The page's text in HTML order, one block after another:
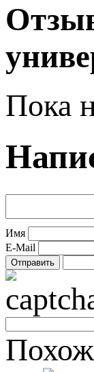
Пока
Имя
E-Mail